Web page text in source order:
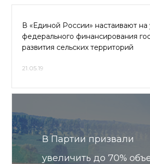
В «Единой России» настаивают на
федерального финансирования
развития сельских территорий
21.05.19
В Партии призвали
увеличить до 70%